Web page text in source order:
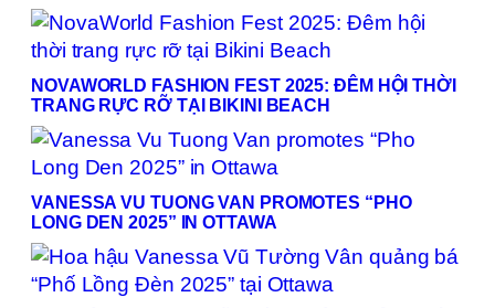
NOVAWORLD FASHION FEST 2025: ĐÊM HỘI THỜI
TRANG RỰC RỠ TẠI BIKINI BEACH
VANESSA VU TUONG VAN PROMOTES “PHO
LONG DEN 2025” IN OTTAWA